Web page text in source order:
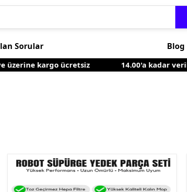
Sorular Blog
kargo ücretsiz 14.00'a kadar verilen